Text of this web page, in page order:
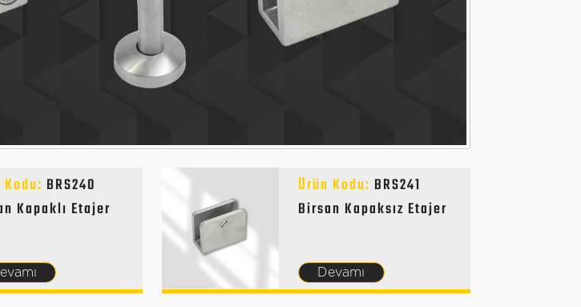
Kodu: BRS240
Kapaklı Etajer
Ürün Kodu: BRS241
Birsan Kapaksız Etajer
Devamı